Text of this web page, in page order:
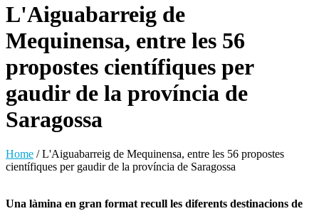
L'Aiguabarreig de
Mequinensa, entre les 56
propostes científiques per
gaudir de la província de
Saragossa
Home /L'Aiguabarreig de Mequinensa, entre les 56 propostes
científiques per gaudir de la província de Saragossa
Una làmina en gran format recull les diferents destinacions de